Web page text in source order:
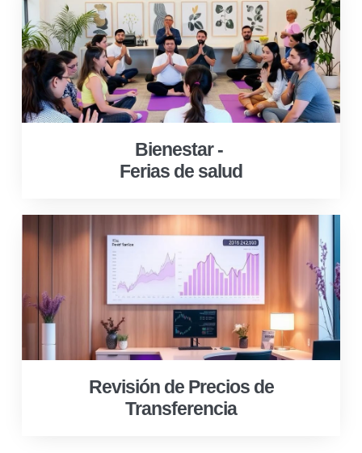
Bienestar -
Ferias de salud
Revisión de Precios de
Transferencia